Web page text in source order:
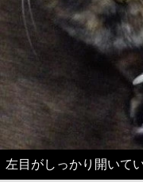
左目がしっかり開いて